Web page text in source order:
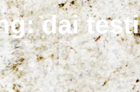
dai testi